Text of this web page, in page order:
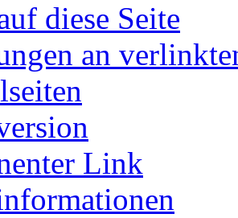
diese Seite
an
Link